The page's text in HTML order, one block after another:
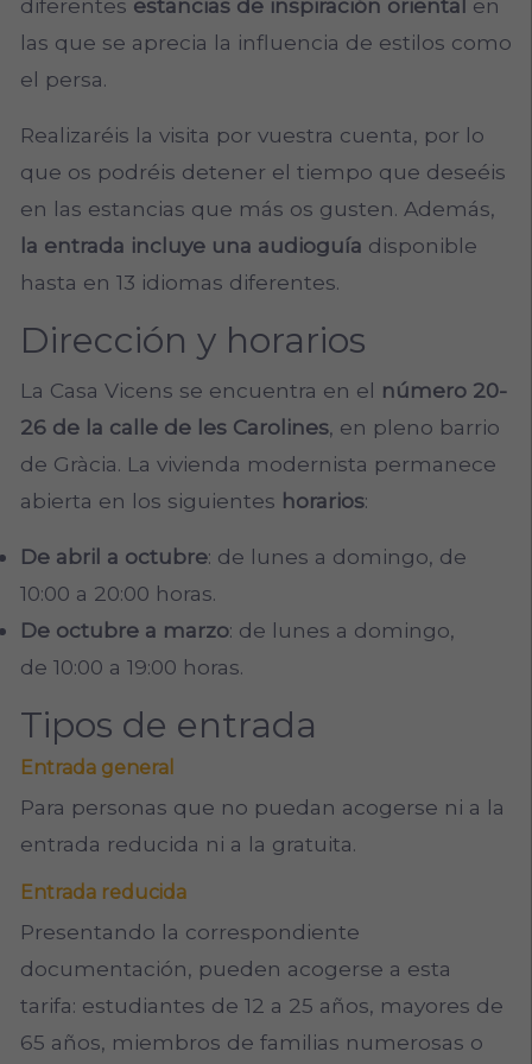
las que se aprecia la influencia de estilos como
el persa.
Realizaréis la visita por vuestra cuenta, por lo
que os podréis detener el tiempo que deseéis
en las estancias que más os gusten. Además,
la entrada incluye una audioguía disponible
hasta en 13 idiomas diferentes.
Dirección y horarios
La Casa Vicens se encuentra en el número 20-
26 de la calle de les Carolines, en pleno barrio
de Gràcia. La vivienda modernista permanece
abierta en los siguientes horarios:
De abril a octubre: de lunes a domingo, de
10:00 a 20:00 horas.
De octubre a marzo: de lunes a domingo,
de 10:00 a 19:00 horas.
Tipos de entrada
Entrada general
Para personas que no puedan acogerse ni a la
entrada reducida ni a la gratuita.
Entrada reducida
Presentando la correspondiente
documentación, pueden acogerse a esta
tarifa: estudiantes de 12 a 25 años, mayores de
65 años, miembros de familias numerosas o